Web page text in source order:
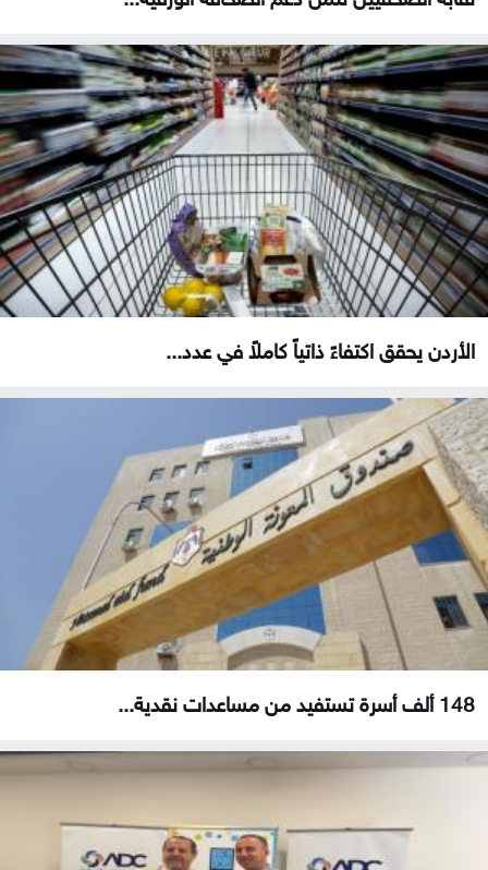
الأردن يحقق اكتفاءً ذاتياً كاملاً في عدد...
148 ألف أسرة تستفيد من مساعدات نقدية...